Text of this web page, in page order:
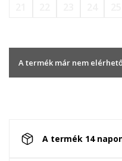
A termék már nem
A termék 14